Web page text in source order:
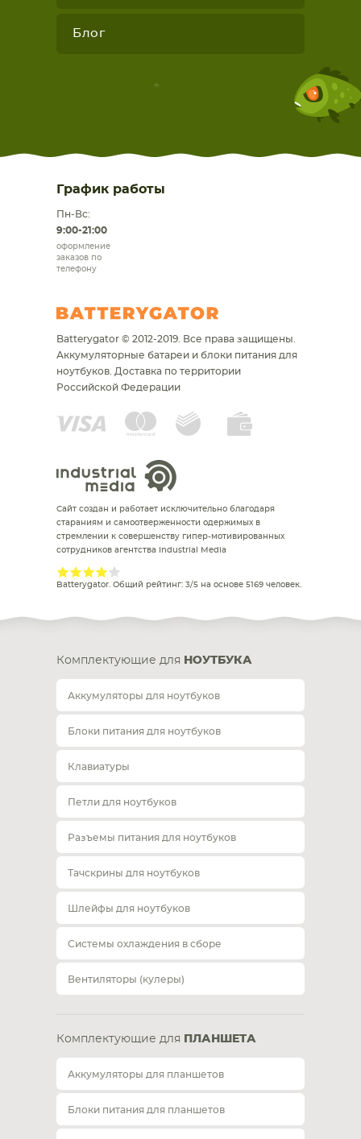
Блог
График работы
Пн-Вс:
9:00-21:00
оформление
заказов по
телефону
Batterygator © 2012-2019. Все права защищены.
Аккумуляторные батареи и блоки питания для
ноутбуков. Доставка по территории
Российской Федерации
Сайт создан и работает исключительно благодаря
стараниям и самоотверженности одержимых в
стремлении к совершенству гипер-мотивированных
сотрудников агентства Industrial Media
Batterygator . Общий рейтинг: 3/5 на основе 5169 человек.
Комплектующие для НОУТБУКА
Аккумуляторы для ноутбуков
Блоки питания для ноутбуков
Клавиатуры
Петли для ноутбуков
Разъемы питания для ноутбуков
Тачскрины для ноутбуков
Шлейфы для ноутбуков
Системы охлаждения в сборе
Вентиляторы (кулеры)
Комплектующие для ПЛАНШЕТА
Аккумуляторы для планшетов
Блоки питания для планшетов